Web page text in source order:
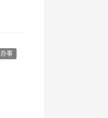
办事